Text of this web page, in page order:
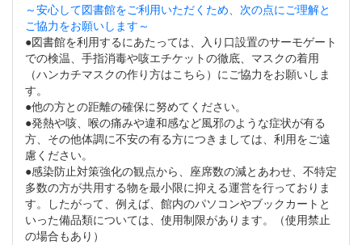
～安心して図書館をご利用いただくため、次の点にご理解と
ご協力をお願いします～
●図書館を利用するにあたっては、入り口設置のサーモゲート
での検温、手指消毒や咳エチケットの徹底、マスクの着用
（ハンカチマスクの作り方はこちら）にご協力をお願いしま
す。
●他の方との距離の確保に努めてください。
●発熱や咳、喉の痛みや違和感など風邪のような症状が有る
方、その他体調に不安の有る方につきましては、利用をご遠
慮ください。
●感染防止対策強化の観点から、座席数の減とあわせ、不特定
多数の方が共用する物を最小限に抑える運営を行っておりま
す。したがって、例えば、館内のパソコンやブックカートと
いった備品類については、使用制限があります。（使用禁止
の場合もあり）